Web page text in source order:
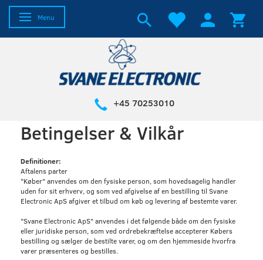
Skifte navigation
Menu
+45 70253010
Betingelser & Vilkår
Definitioner:
Aftalens parter
"Køber" anvendes om den fysiske person, som hovedsagelig handler
uden for sit erhverv, og som ved afgivelse af en bestilling til Svane
Electronic ApS afgiver et tilbud om køb og levering af bestemte varer.
"Svane Electronic ApS" anvendes i det følgende både om den fysiske
eller juridiske person, som ved ordrebekræftelse accepterer Købers
bestilling og sælger de bestilte varer, og om den hjemmeside hvorfra
varer præsenteres og bestilles.